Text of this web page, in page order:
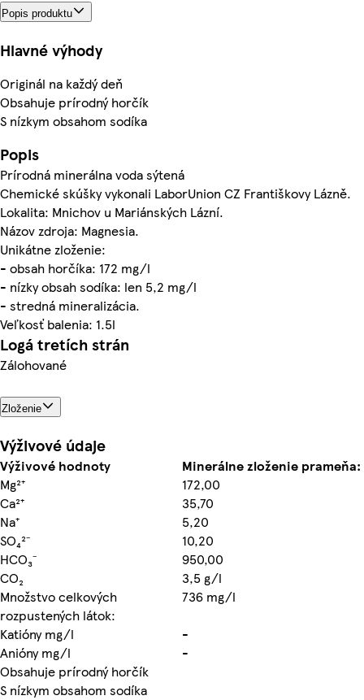
Popis produktu
Hlavné výhody
Originál na každý deň
Obsahuje prírodný horčík
S nízkym obsahom sodíka
Popis
Prírodná minerálna voda sýtená
Chemické skúšky vykonali LaborUnion CZ Františkovy Lázně.
Lokalita: Mnichov u Mariánských Lázní.
Názov zdroja: Magnesia.
Unikátne zloženie:
- obsah horčíka: 172 mg/l
- nízky obsah sodíka: len 5,2 mg/l
- stredná mineralizácia.
Veľkosť balenia: 1.5l
Logá tretích strán
Zálohované
Zloženie
Výživové údaje
Výživové hodnoty
Minerálne zloženie prameňa:
Mg²⁺
172,00
Ca²⁺
35,70
Na⁺
5,20
SO₄²⁻
10,20
HCO₃⁻
950,00
CO₂
3,5 g/l
Množstvo celkových
rozpustených látok:
736 mg/l
Katióny mg/l
-
Anióny mg/l
-
Obsahuje prírodný horčík
S nízkym obsahom sodíka